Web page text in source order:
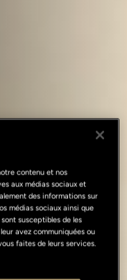
contenu et nos
aux médias sociaux et
des informations sur
médias sociaux ainsi que
susceptibles de les
avez communiquées ou
faites de leurs services.